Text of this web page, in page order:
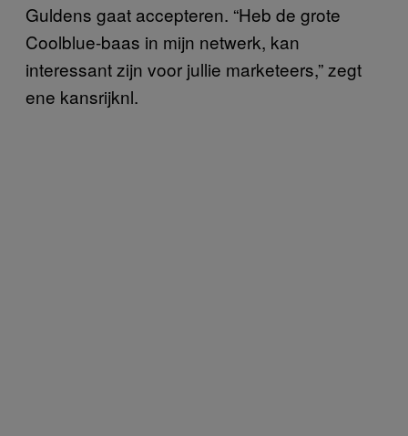
Guldens gaat accepteren. “Heb de grote
Coolblue-baas in mijn netwerk, kan
interessant zijn voor jullie marketeers,” zegt
ene kansrijknl.